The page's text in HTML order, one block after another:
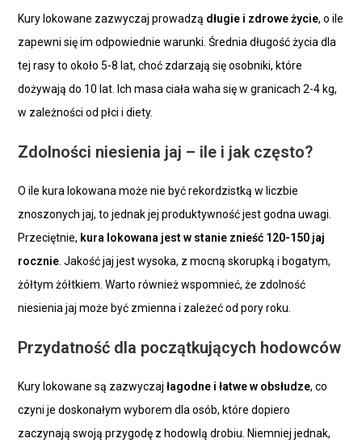
Kury lokowane zazwyczaj prowadzą długie i zdrowe życie, o ile
zapewni się im odpowiednie warunki. Średnia długość życia dla
tej rasy to około 5-8 lat, choć zdarzają się osobniki, które
dożywają do 10 lat. Ich masa ciała waha się w granicach 2-4 kg,
w zależności od płci i diety.
Zdolności niesienia jaj – ile i jak często?
O ile kura lokowana może nie być rekordzistką w liczbie
znoszonych jaj, to jednak jej produktywność jest godna uwagi.
Przeciętnie, kura lokowana jest w stanie znieść 120-150 jaj
rocznie . Jakość jaj jest wysoka, z mocną skorupką i bogatym,
żółtym żółtkiem. Warto również wspomnieć, że zdolność
niesienia jaj może być zmienna i zależeć od pory roku.
Przydatność dla początkujących hodowców
Kury lokowane są zazwyczajłagodne i łatwe w obsłudze, co
czyni je doskonałym wyborem dla osób, które dopiero
zaczynają swoją przygodę z hodowlą drobiu. Niemniej jednak,